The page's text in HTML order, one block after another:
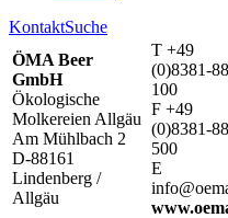
KontaktSuche
ÖMA Beer
GmbH
Ökologische
Molkereien Allgäu
Am Mühlbach 2
D-88161
Lindenberg /
Allgäu
T +49
(0)8381-
100
F +49
(0)8381-
500
E